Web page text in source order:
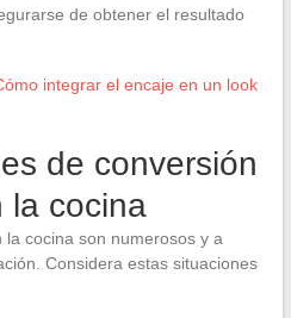
de obtener el resultado
integrar el encaje en un look
de conversión
la cocina
cocina son numerosos y a
Considera estas situaciones